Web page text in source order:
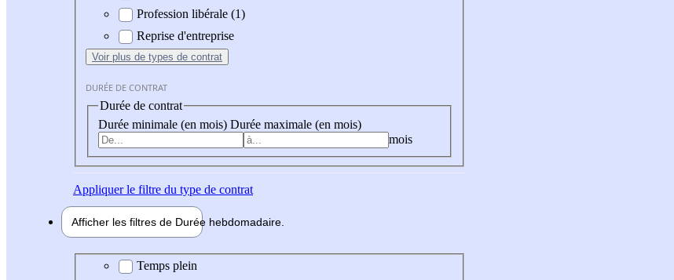
Profession libérale (1)
Reprise d'entreprise
Voir plus de types de contrat
DURÉE DE CONTRAT
Durée de contrat
Durée minimale (en mois) Durée maximale (en mois)
mois
Appliquerle filtre du type de contrat
Afficher les filtres de Durée hebdomadaire
Durée hebdomadaire
Temps plein